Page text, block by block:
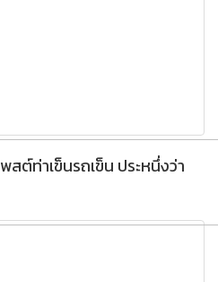
สต์ท่าเข็นรถเข็น ประหนึ่งว่า